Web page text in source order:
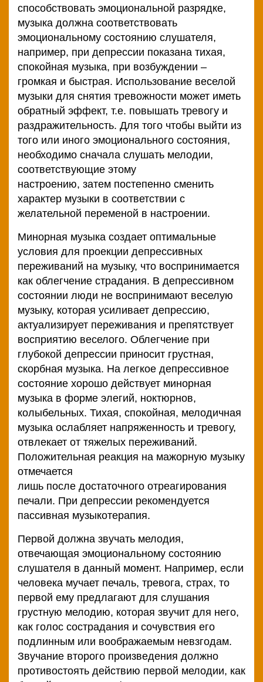
способствовать эмоциональной разрядке,
музыка должна соответствовать
эмоциональному состоянию слушателя,
например, при депрессии показана тихая,
спокойная музыка, при возбуждении –
громкая и быстрая. Использование веселой
музыки для снятия тревожности может иметь
обратный эффект, т.е. повышать тревогу и
раздражительность. Для того чтобы выйти из
того или иного эмоционального состояния,
необходимо сначала слушать мелодии,
соответствующие этому
настроению, затем постепенно сменить
характер музыки в соответствии с
желательной переменой в настроении.
Минорная музыка создает оптимальные
условия для проекции депрессивных
переживаний на музыку, что воспринимается
как облегчение страдания. В депрессивном
состоянии люди не воспринимают веселую
музыку, которая усиливает депрессию,
актуализирует переживания и препятствует
восприятию веселого. Облегчение при
глубокой депрессии приносит грустная,
скорбная музыка. На легкое депрессивное
состояние хорошо действует минорная
музыка в форме элегий, ноктюрнов,
колыбельных. Тихая, спокойная, мелодичная
музыка ослабляет напряженность и тревогу,
отвлекает от тяжелых переживаний.
Положительная реакция на мажорную музыку
отмечается
лишь после достаточного отреагирования
печали. При депрессии рекомендуется
пассивная музыкотерапия.
Первой должна звучать мелодия,
отвечающая эмоциональному состоянию
слушателя в данный момент. Например, если
человека мучает печаль, тревога, страх, то
первой ему предлагают для слушания
грустную мелодию, которая звучит для него,
как голос сострадания и сочувствия его
подлинным или воображаемым невзгодам.
Звучание второго произведения должно
противостоять действию первой мелодии, как